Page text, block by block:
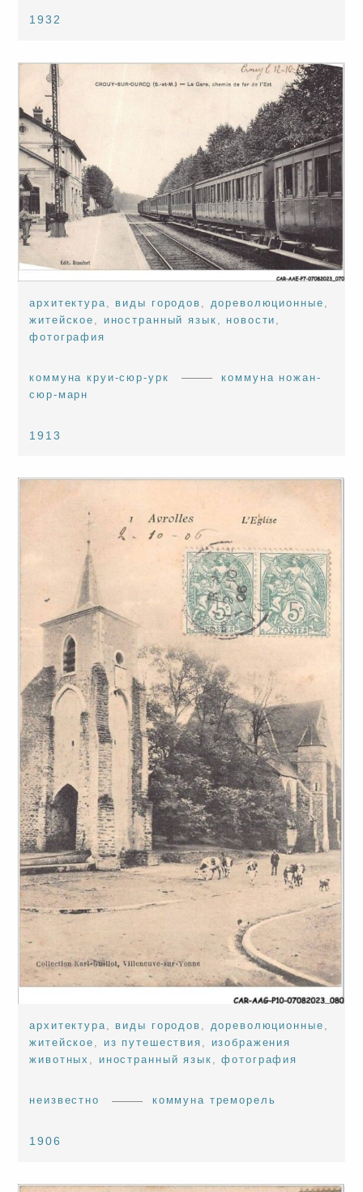
1932
архитектура, виды городов , дореволюционные ,
житейское , иностранный язык , новости ,
фотография
коммуна круи-сюр-урк
коммуна ножан-
сюр-марн
1913
архитектура, виды городов , дореволюционные ,
житейское , из путешествия , изображения
животных , иностранный язык ,фотография
неизвестно коммуна треморель
1906